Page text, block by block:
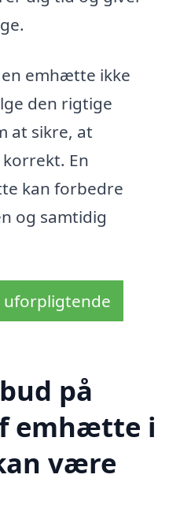
emhætte ikke
den rigtige
at sikre, at
En
kan forbedre
og samtidig
uforpligtende
på
emhætte i
være